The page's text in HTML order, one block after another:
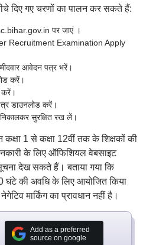
दिए गए चरणों का पालन कर सकते हैं:
पर जाएं ।
Recruitment Examination Apply
आवेदन पत्र भरें।
करें।
डाउनलोड करें।
सुरक्षित रख लें।
कक्षा 1 से कक्षा 12वीं तक के शिक्षकों की
के लिए ऑफिशियल वेबसाइट
देख सकते हैं। बताया गया कि
घंटे की अवधि के लिए आयोजित किया
मार्किंग का प्रावधान नहीं है।
Add as a preferred
source on google